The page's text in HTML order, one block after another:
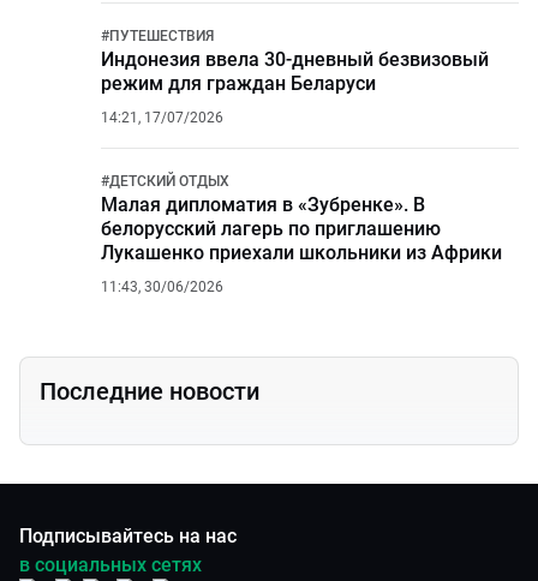
#ПУТЕШЕСТВИЯ
Индонезия ввела 30-дневный безвизовый
режим для граждан Беларуси
14:21, 17/07/2026
#ДЕТСКИЙ ОТДЫХ
Малая дипломатия в «Зубренке». В
белорусский лагерь по приглашению
Лукашенко приехали школьники из Африки
11:43, 30/06/2026
Последние новости
Подписывайтесь на нас
в социальных сетях